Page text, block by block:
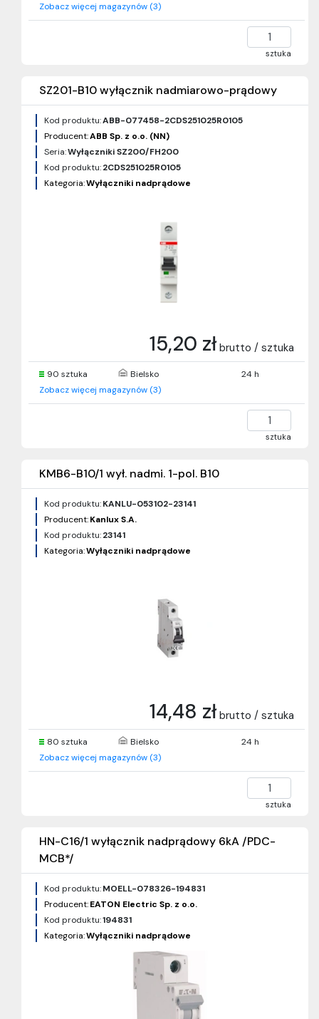
Zobacz więcej magazynów (3)
sztuka
SZ201-B10 wyłącznik nadmiarowo-prądowy
Kod produktu:ABB-077458-2CDS251025R0105
Producent:ABB Sp. z o.o. (NN)
Seria:Wyłączniki SZ200/FH200
Kod produktu:2CDS251025R0105
Kategoria:Wyłączniki nadprądowe
15,20 zł brutto / sztuka
90 sztuka Bielsko
24 h
Zobacz więcej magazynów (3)
sztuka
KMB6-B10/1 wył. nadmi. 1-pol. B10
Kod produktu:KANLU-053102-23141
Producent:Kanlux S.A.
Kod produktu:23141
Kategoria:Wyłączniki nadprądowe
14,48 zł brutto / sztuka
80 sztuka Bielsko
24 h
Zobacz więcej magazynów (3)
sztuka
HN-C16/1 wyłącznik nadprądowy 6kA /PDC-
MCB*/
Kod produktu:MOELL-078326-194831
Producent:EATON Electric Sp. z o.o.
Kod produktu:194831
Kategoria:Wyłączniki nadprądowe